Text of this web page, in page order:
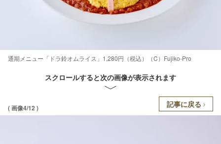
通期メニュー「ドラ鈴オムライス」1,280円（税込）（C）Fujiko-Pro
スクロールすると次の画像が表示されます
( 画像4/12 ) 記事に戻る